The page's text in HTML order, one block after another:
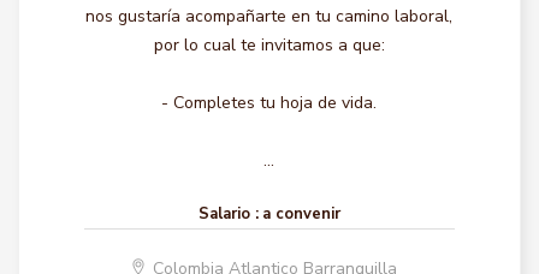
nos gustaría acompañarte en tu camino laboral,
por lo cual te invitamos a que:
- Completes tu hoja de vida.
...
Salario : a convenir
Colombia Atlantico Barranquilla